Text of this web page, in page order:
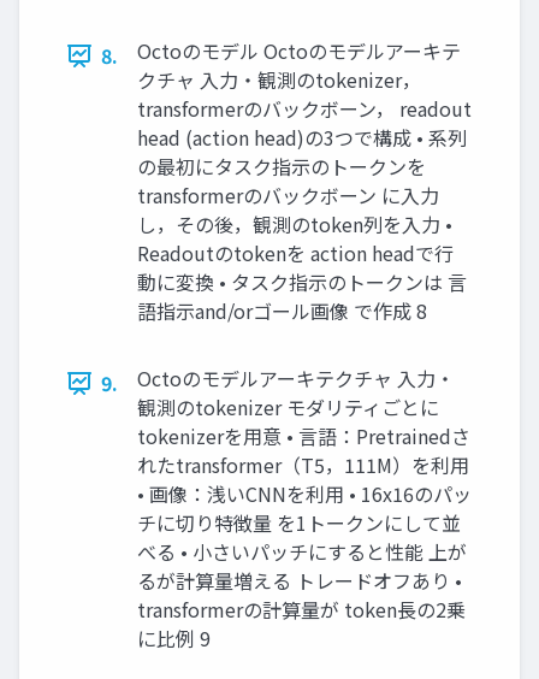
8.
Octoのモデル Octoのモデルアーキテ
クチャ 入力・観測のtokenizer，
transformerのバックボーン， readout
head (action head)の3つで構成 • 系列
の最初にタスク指示のトークンを
transformerのバックボーン に入力
し，その後，観測のtoken列を入力 •
Readoutのtokenを action headで行
動に変換 • タスク指示のトークンは 言
語指示and/orゴール画像 で作成 8
9.
Octoのモデルアーキテクチャ 入力・
観測のtokenizer モダリティごとに
tokenizerを用意 • 言語：Pretrainedさ
れたtransformer（T5，111M）を利用
• 画像：浅いCNNを利用 • 16x16のパッ
チに切り特徴量 を1トークンにして並
べる • 小さいパッチにすると性能 上が
るが計算量増える トレードオフあり •
transformerの計算量が token長の2乗
に比例 9